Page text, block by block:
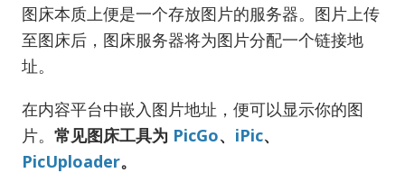
图床本质上便是一个存放图片的服务器。图片上传
至图床后，图床服务器将为图片分配一个链接地
址。
在内容平台中嵌入图片地址，便可以显示你的图
片。 常见图床工具为 PicGo、 iPic、
PicUploader。